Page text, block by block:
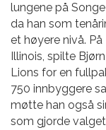
lungene på
da han som
et høyere nivå.
Illinois, spilte
Lions for en
750 innbyggere
møtte han også
som gjorde